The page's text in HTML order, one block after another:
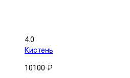
4.0
Кистень
10100 ₽